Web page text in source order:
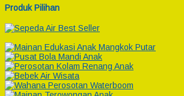
Produk Pilihan